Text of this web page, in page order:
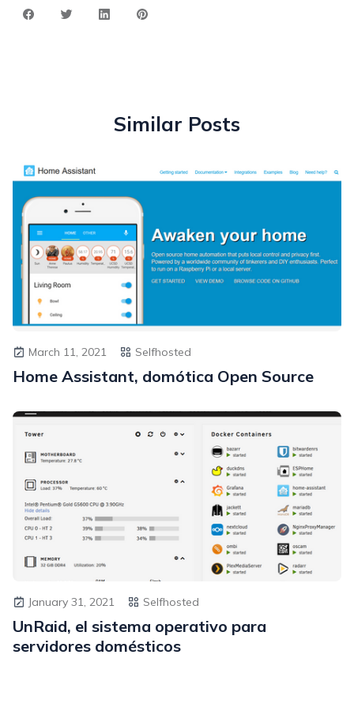
Similar Posts
March 11, 2021 Selfhosted
Home Assistant, domótica Open Source
January 31, 2021 Selfhosted
UnRaid, el sistema operativo para
servidores domésticos